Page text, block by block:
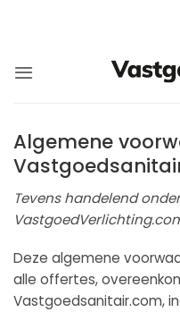
Algemene
Tevens handelend
Deze algemene
alle offertes,
Vastgoedsanitair.com,